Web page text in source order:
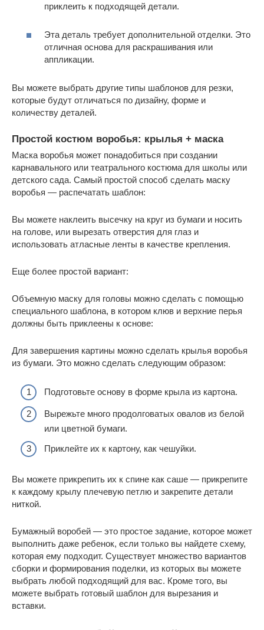
приклеить к подходящей детали.
Эта деталь требует дополнительной отделки. Это
отличная основа для раскрашивания или
аппликации.
Вы можете выбрать другие типы шаблонов для резки,
которые будут отличаться по дизайну, форме и
количеству деталей.
Простой костюм воробья: крылья + маска
Маска воробья может понадобиться при создании
карнавального или театрального костюма для школы или
детского сада. Самый простой способ сделать маску
воробья — распечатать шаблон:
Вы можете наклеить высечку на круг из бумаги и носить
на голове, или вырезать отверстия для глаз и
использовать атласные ленты в качестве крепления.
Еще более простой вариант:
Объемную маску для головы можно сделать с помощью
специального шаблона, в котором клюв и верхние перья
должны быть приклеены к основе:
Для завершения картины можно сделать крылья воробья
из бумаги. Это можно сделать следующим образом:
Подготовьте основу в форме крыла из картона.
Вырежьте много продолговатых овалов из белой
или цветной бумаги.
Приклейте их к картону, как чешуйки.
Вы можете прикрепить их к спине как саше — прикрепите
к каждому крылу плечевую петлю и закрепите детали
ниткой.
Бумажный воробей — это простое задание, которое может
выполнить даже ребенок, если только вы найдете схему,
которая ему подходит. Существует множество вариантов
сборки и формирования поделки, из которых вы можете
выбрать любой подходящий для вас. Кроме того, вы
можете выбрать готовый шаблон для вырезания и
вставки.